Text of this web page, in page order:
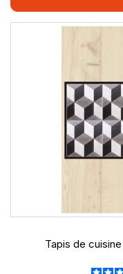
Tapis de